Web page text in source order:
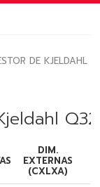
DE KJELDAHL
DIM.
EXTERNAS
(CXLXA)